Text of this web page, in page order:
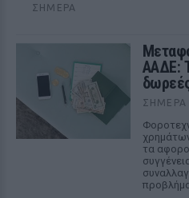
ΣΉΜΕΡΑ
ΑΑΔΕ:
ΣΉΜΕΡΑ
τα